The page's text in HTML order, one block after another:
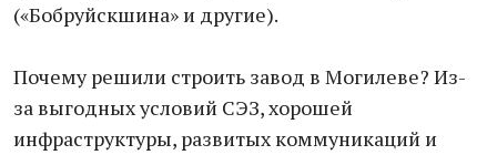
(«Бобруйскшина» и другие).
Почему решили строить завод в Могилеве? Из-
за выгодных условий СЭЗ, хорошей
инфраструктуры, развитых коммуникаций и